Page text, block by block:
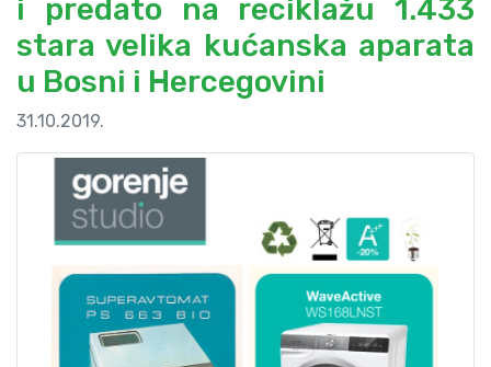
i predato na reciklažu 1.433
stara velika kućanska aparata
u Bosni i Hercegovini
31.10.2019.